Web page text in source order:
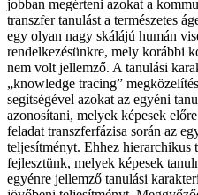
jobban megérteni azokat a
transzfer tanulást a természetes
egy olyan nagy skálájú humán
rendelkezésünkre, mely korábbi
nem volt jellemző. A tanulási
„knowledge tracing”
segítségével azokat az egyéni
azonosítani, melyek képesek
feladat transzferfázisa során az
teljesítményt. Ehhez hierarchikus
fejlesztünk, melyek képesek
egyénre jellemző tanulási